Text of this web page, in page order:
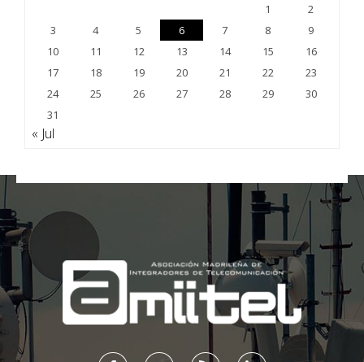
1
2
3
4 5 6 7 8
9
10
11 12 13 14 15
16
17
18 19 20 21 22
23
24
25 26 27 28 29
30
31
« Jul
;